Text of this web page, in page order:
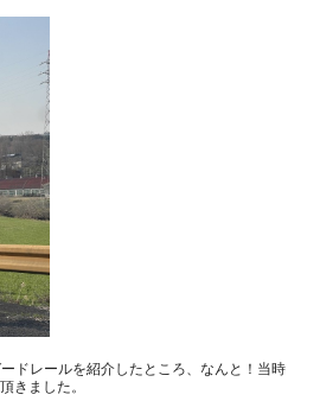
ドレールを紹介したところ、なんと！当時
きました。